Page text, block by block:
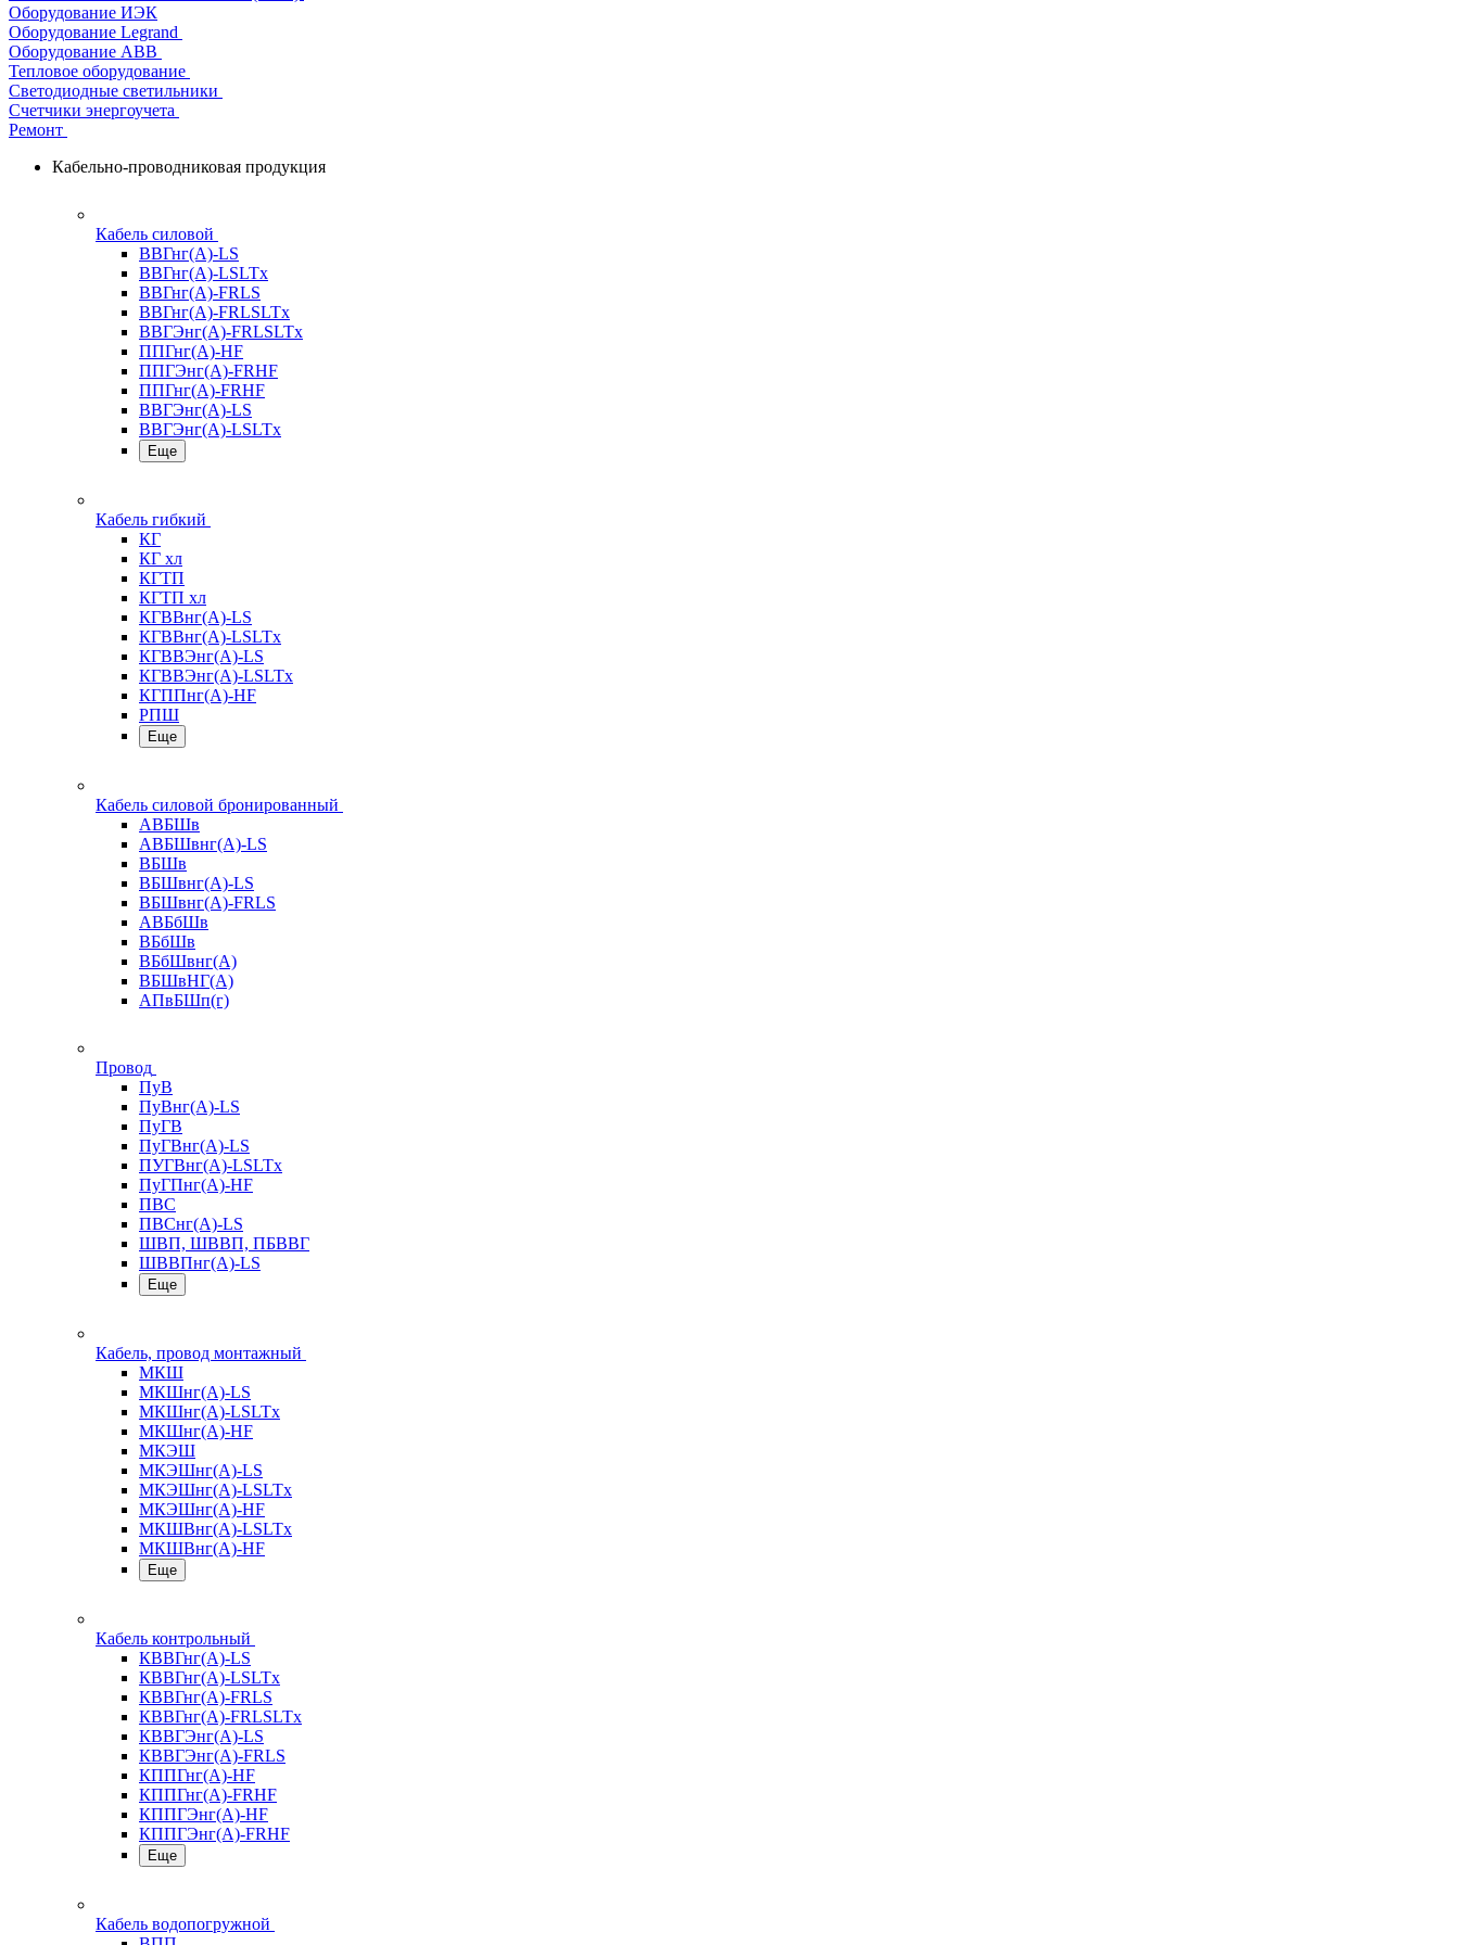
Оборудование ИЭК
Оборудование Legrand
Оборудование АВВ
Тепловое оборудование
Светодиодные светильники
Счетчики энергоучета
Ремонт
Кабельно-проводниковая продукция
Кабель силовой
ВВГнг(А)-LS
ВВГнг(А)-LSLTx
ВВГнг(А)-FRLS
ВВГнг(А)-FRLSLTx
ВВГЭнг(А)-FRLSLTx
ППГнг(А)-HF
ППГЭнг(А)-FRHF
ППГнг(А)-FRHF
ВВГЭнг(А)-LS
ВВГЭнг(А)-LSLTx
Еще
Кабель гибкий
КГ
КГ хл
КГТП
КГТП хл
КГВВнг(А)-LS
КГВВнг(А)-LSLTx
КГВВЭнг(А)-LS
КГВВЭнг(А)-LSLTx
КГППнг(А)-HF
РПШ
Еще
Кабель силовой бронированный
АВБШв
АВБШвнг(А)-LS
ВБШв
ВБШвнг(А)-LS
ВБШвнг(А)-FRLS
АВБбШв
ВБбШв
ВБбШвнг(А)
ВБШвНГ(А)
АПвБШп(г)
Провод
ПуВ
ПуВнг(А)-LS
ПуГВ
ПуГВнг(А)-LS
ПУГВнг(А)-LSLTx
ПуГПнг(А)-HF
ПВС
ПВСнг(А)-LS
ШВП, ШВВП, ПБВВГ
ШВВПнг(А)-LS
Еще
Кабель, провод монтажный
МКШ
МКШнг(А)-LS
МКШнг(А)-LSLTx
МКШнг(А)-HF
МКЭШ
МКЭШнг(А)-LS
МКЭШнг(А)-LSLTx
МКЭШнг(А)-HF
МКШВнг(A)-LSLTx
МКШВнг(А)-HF
Еще
Кабель контрольный
КВВГнг(А)-LS
КВВГнг(А)-LSLTx
КВВГнг(А)-FRLS
КВВГнг(А)-FRLSLTx
КВВГЭнг(А)-LS
КВВГЭнг(А)-FRLS
КППГнг(А)-HF
КППГнг(А)-FRHF
КППГЭнг(А)-HF
КППГЭнг(А)-FRHF
Еще
Кабель водопогружной